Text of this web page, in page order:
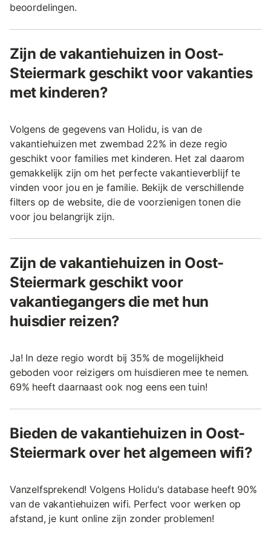
beoordelingen.
Zijn de vakantiehuizen in Oost-
Steiermark geschikt voor vakanties
met kinderen?
Volgens de gegevens van Holidu, is van de
vakantiehuizen met zwembad 22% in deze regio
geschikt voor families met kinderen. Het zal daarom
gemakkelijk zijn om het perfecte vakantieverblijf te
vinden voor jou en je familie. Bekijk de verschillende
filters op de website, die de voorzienigen tonen die
voor jou belangrijk zijn.
Zijn de vakantiehuizen in Oost-
Steiermark geschikt voor
vakantiegangers die met hun
huisdier reizen?
Ja! In deze regio wordt bij 35% de mogelijkheid
geboden voor reizigers om huisdieren mee te nemen.
69% heeft daarnaast ook nog eens een tuin!
Bieden de vakantiehuizen in Oost-
Steiermark over het algemeen wifi?
Vanzelfsprekend! Volgens Holidu's database heeft 90%
van de vakantiehuizen wifi. Perfect voor werken op
afstand, je kunt online zijn zonder problemen!